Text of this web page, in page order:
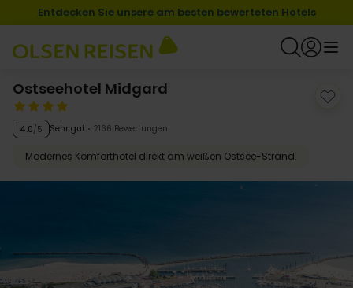
Entdecken Sie unsere am besten bewerteten Hotels
Ostseehotel Midgard
4.0/5 Sehr gut 2166 Bewertungen
Modernes Komforthotel direkt am weißen Ostsee-Strand.